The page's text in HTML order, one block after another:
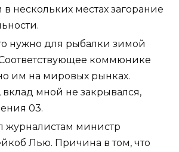
в нескольких местах загорание
нужно для рыбалки зимой
коммюнике
им на мировых рынках.
мной не закрывался,
03.
журналистам министр
Лью. Причина в том, что